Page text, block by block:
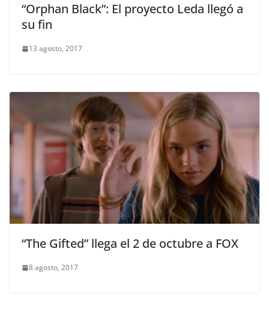
“Orphan Black”: El proyecto Leda llegó a
su fin
13 agosto, 2017
“The Gifted” llega el 2 de octubre a FOX
8 agosto, 2017